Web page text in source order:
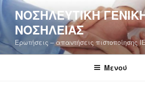
Μετάβαση
στο
περιεχόμενο
ΝΟΣΗΛΕΥΤΙΚΉ
ΝΟΣΗΛΕΊΑΣ
Ερωτήσεις – απαντήσεις πιστοποίησης
Μενού